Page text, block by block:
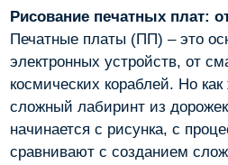
Рисование печатных плат:
Печатные платы (ПП) – это
электронных устройств, от
космических кораблей. Но
сложный лабиринт из
начинается с рисунка, с
сравнивают с созданием